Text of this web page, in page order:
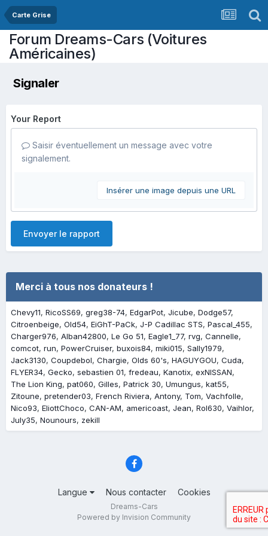
Carte Grise
Forum Dreams-Cars (Voitures
Américaines)
Signaler
Your Report
Saisir éventuellement un message avec votre
signalement.
Insérer une image depuis une URL
Envoyer le rapport
Merci à tous nos donateurs !
Chevy11 RicoSS69 greg38-74 EdgarPot Jicube Dodge57
Citroenbeige Old54 EiGhT-PaCk J-P Cadillac STS Pascal_455
Charger976 Alban42800 Le Go 51 Eagle1_77 rvg Cannelle
comcot run PowerCruiser buxois84 miki015 Sally1979
Jack3130 Coupdebol Chargie Olds 60's HAGUYGOU Cuda
FLYER34 Gecko sebastien 01 fredeau Kanotix exNISSAN
The Lion King pat060 Gilles Patrick 30 Umungus kat55
Zitoune pretender03 French Riviera Antony Tom Vachfolle
Nico93 EliottChoco CAN-AM americoast Jean Rol630 Vaihlor
July35 Nounours zekill
Langue Nous contacter Cookies
Dreams-Cars
Powered by Invision Community